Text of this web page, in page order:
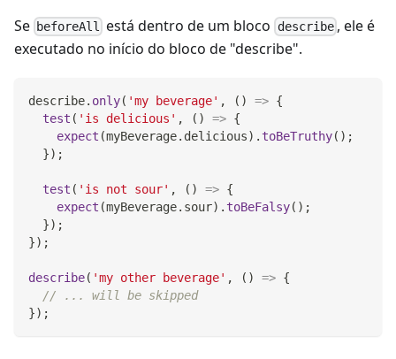
Se beforeAll está dentro de um bloco describe, ele é
executado no início do bloco de "describe".
describe. only( 'my beverage' , ( ) => {
test ( 'is delicious' , ( ) => {
expect (myBeverage. delicious) . toBeTruthy( ) ;
}) ;
test ( 'is not sour' , ( ) => {
expect (myBeverage. sour) . toBeFalsy( ) ;
}) ;
}) ;
describe( 'my other beverage' , ( ) => {
// ... will be skipped
}) ;